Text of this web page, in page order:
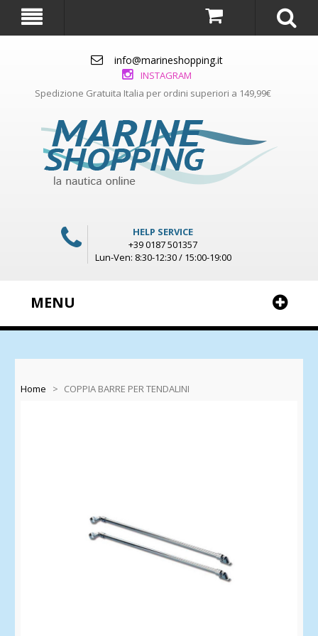
info@marineshopping.it
INSTAGRAM
Spedizione Gratuita Italia per ordini superiori a 149,99€
HELP SERVICE
+39 0187 501357
Lun-Ven: 8:30-12:30 / 15:00-19:00
MENU
Home > COPPIA BARRE PER TENDALINI